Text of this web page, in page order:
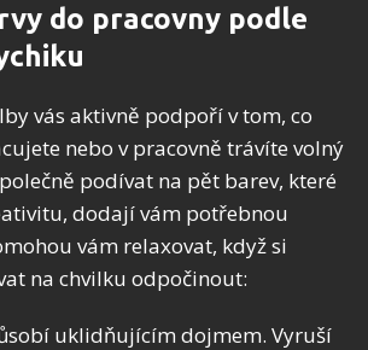
do pracovny podle
vás aktivně podpoří v tom, co
nebo v pracovně trávíte volný
podívat na pět barev, které
dodají vám potřebnou
vám relaxovat, když si
na chvilku odpočinout:
uklidňujícím dojmem. Vyruší